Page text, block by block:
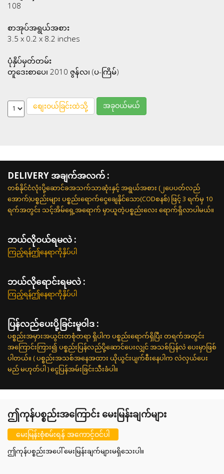
108
စာအုပ်အရွယ်အစား
3.5 x 0.2 x 8.2 inches
ပုံနှိပ်မှတ်တမ်း
တူဒေးစာပေ၊ 2010 ဇွန်လ၊ (ပ-ကြိမ်)
စျေးဝယ်ခြင်းထဲသို့ အခုဝယ်မယ်
DELIVERY အချက်အလက် :
တစ်နိုင်ငံလုံးပို့ဆောင်ခအသက်သာဆုံးနှင့် အရွယ်အစား (၂ပေပတ်လည်
အောက်)ပစ္စည်းများ ပစ္စည်းရောက်ငွေချေနိုင်သော(CODစနစ်) ဖြင့် 3 ရက်မှ 10
ရက်အတွင်း သင့်အိမ်ရှေ့အရောက် မှာယူတဲ့ပစ္စည်းလေး ရောက်ရှိလာပါမယ်။
ဘယ်လို၀ယ်ရမလဲ :
ကြည့်ရန်ဤနေရာကိုနှိပ်ပါ
ဘယ်လိုရောင်းရမလဲ :
ကြည့်ရန်ဤနေရာကိုနှိပ်ပါ
ပြန်လည်ပေးပို့ခြင်းမူဝါဒ :
ပစ္စည်းအမှားအယွင်းတစုံတရာ ရှိပါက ပစ္စည်းရောက်ရှိပြီး တရက်အတွင်း
အကြောင်းကြား၍ ပစ္စည်းပြန်လည်ပို့ဆောင်ပေးလျှင် အသစ်ပြန်လဲ ပေးမှာဖြစ်
ပါတယ်။ ( ပစ္စည်းအသစ်အနေအထား ယိုယွင်းပျက်စီးနေပါက လဲလှယ်ပေး
မည် မဟုတ်ပါ ) ငွေပြန်အမ်းခြင်းသီးခံပါ။
ဤကုန်ပစ္စည်းအကြောင်း မေးမြန်းချက်များ
မေးမြန်းစုံစမ်းရန် အကောင့်ဝင်ပါ
ဤကုန်ပစ္စည်းအပေါ် မေးမြန်းချက်များမရှိသေးပါ။